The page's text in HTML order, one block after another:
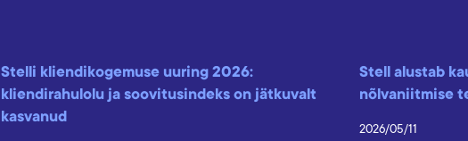
Stelli kliendikogemuse uuring 2026:
kliendirahulolu ja soovitusindeks on jätkuvalt
kasvanud
Stell alustab
nõlvaniitmise
2026/05/11